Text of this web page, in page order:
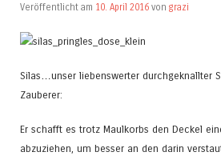
Veröffentlicht am 10. April 2016 von grazi
Silas…unser liebenswerter durchgeknallter
Zauberer:
Er schafft es trotz Maulkorbs den Deckel
abzuziehen, um besser an den darin